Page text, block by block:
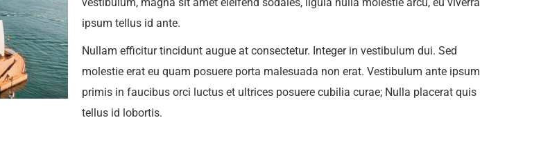
ipsum tellus id ante.
Nullam efficitur tincidunt augue at consectetur. Integer in vestibulum dui. Sed
molestie erat eu quam posuere porta malesuada non erat. Vestibulum ante ipsum
primis in faucibus orci luctus et ultrices posuere cubilia curae; Nulla placerat quis
tellus id lobortis.